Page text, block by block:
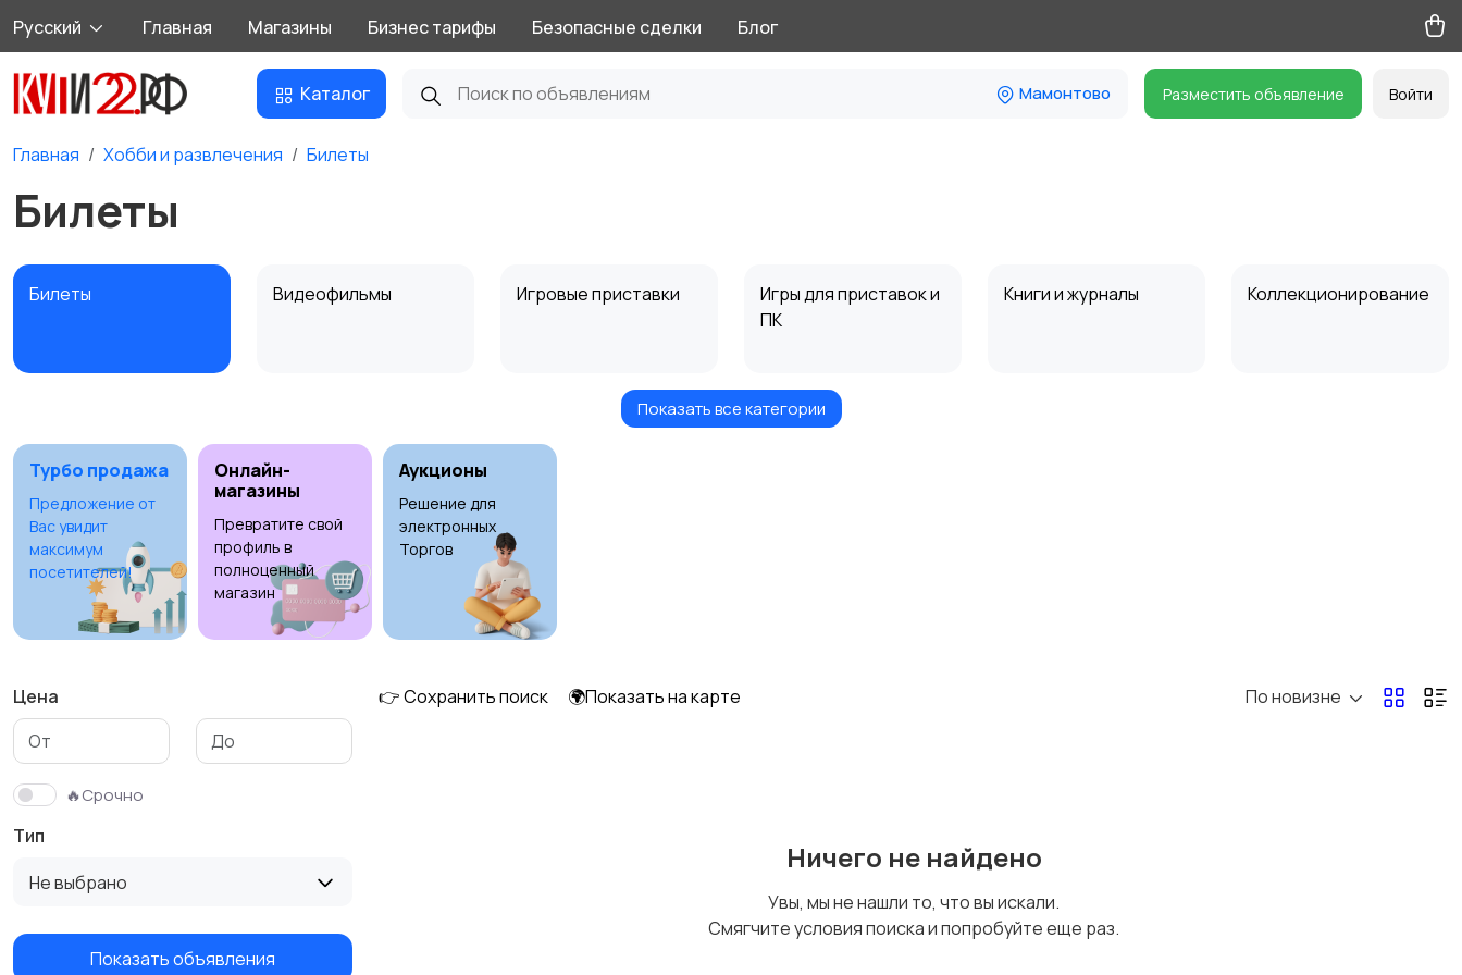
Русский Главная Магазины Бизнес тарифы Безопасные сделки Блог
Каталог Мамонтово Разместить объявление Войти
Главная Хобби и развлечения Билеты
Билеты
Билеты Видеофильмы Игровые приставки
Игры для приставок и
ПК
Книги и журналы Коллекционирование
творчества
Музыкальные
инструменты
Настольные игры
Показать все категории
Турбо продажа
Предложение от
Вас увидит
максимум
посетителей!
Онлайн-
магазины
Превратите свой
профиль в
полноценный
магазин
Аукционы
Решение для
электронных
Торгов
Цена
🔥Срочно
Тип
Не выбрано
Показать объявления
👉 Сохранить поиск 🌍Показать на карте По новизне
Ничего не найдено
Увы, мы не нашли то, что вы искали.
Смягчите условия поиска и попробуйте еще раз.